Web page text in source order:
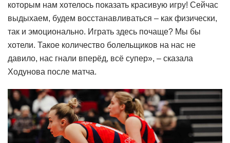
которым нам хотелось показать красивую игру! Сейчас
выдыхаем, будем восстанавливаться – как физически,
так и эмоционально. Играть здесь почаще? Мы бы
хотели. Такое количество болельщиков на нас не
давило, нас гнали вперёд, всё супер», – сказала
Ходунова после матча.